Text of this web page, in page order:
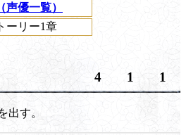
（声優一覧）
ーリー1章
4 1 1
出す。